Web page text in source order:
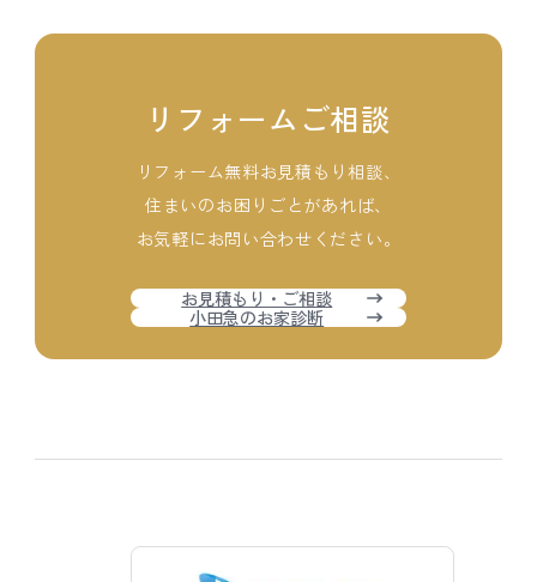
リフォームご相談
リフォーム無料お見積もり相談、
住まいのお困りごとがあれば、
お気軽にお問い合わせください。
お見積もり・ご相談
小田急のお家診断